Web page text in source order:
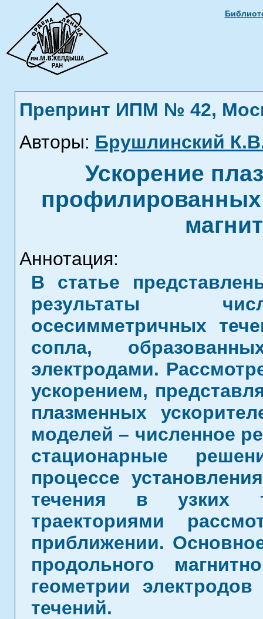
Препринт ИПМ № 42,
Авторы: Брушлинский
Ускорение
Аннотация:
В статье
результаты
осесимметричных
сопла,
электродами.
ускорением,
плазменных
моделей – численное
стационарные
процессе
течения в узких
траекториями
приближении.
продольного
геометрии
течений.